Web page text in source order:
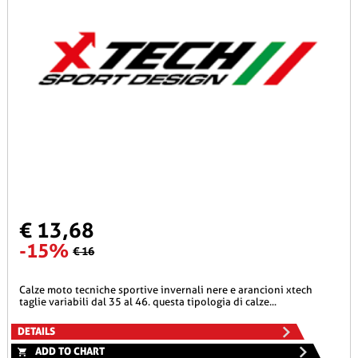
€ 13,68
-15% € 16
calze moto tecniche sportive invernali nere e arancioni xtech
taglie variabili dal 35 al 46. questa tipologia di calze...
DETAILS
ADD TO CHART